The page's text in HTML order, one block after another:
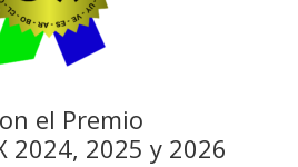
el Premio
2024, 2025 y 2026